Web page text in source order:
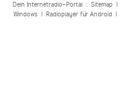
Dein Internetradio-Portal : Sitemap|
Windows| Radioplayer für Android|